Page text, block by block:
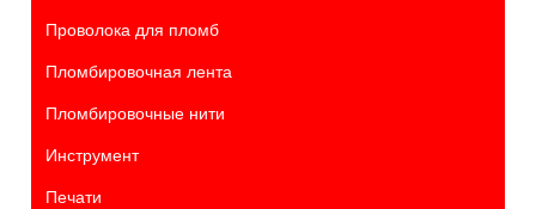
Проволока для пломб
Пломбировочная лента
Пломбировочные нити
Инструмент
Печати